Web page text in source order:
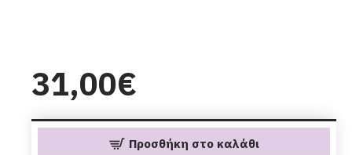
31,00€
Προσθήκη στο καλάθι